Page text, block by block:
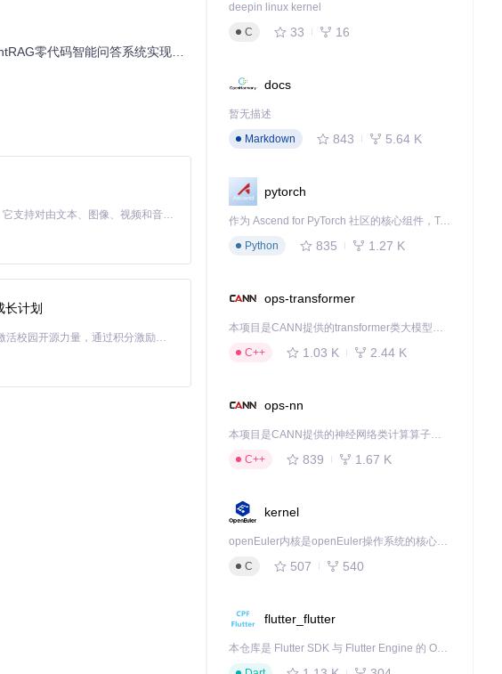
特别适合企业知识库、技术文
问答，适用于产品展示、内容
零代码智能问答系统实现指南
MiniMax H3 是一个通用的全模态生成系统。它支持对由文本、图像、视频和音频组成的多模态上下文进行统一理解，并能生成分辨率高达 2K、时长可达 15 秒的带原生立体声音频的视频。得益于面向任务泛化的系统设计，H3 在预训练阶段就已具备广泛的多模态上下文理解与生成能力，能够出色地执行复杂的多模态指令。
长计划
「源启盛夏」暑期校园开发者成长计划旨在激活校园开源力量，通过积分激励、认证扶持、资源倾斜等形式，引导高校组织和开发者完成「入驻 — 建项目 — 做贡献 — 获认证 — 得资源」的完整闭环。无论你是想带领社团入驻平台的组织者，还是希望用代码贡献证明自己的开发者，都能在这里找到属于你的成长路径。
deepin linux kernel
C
33 16
docs
暂无描述
Markdown
843 5.64 K
pytorch
作为 Ascend for PyTorch 社区的核心组件，TorchNPU 是昇腾专为 PyTorch 打造的深度学习适配插件，使 PyTorch 框架能够直接调用昇腾 NPU，为开发者提供昇腾 AI 处理器的超强算力。
Python
835 1.27 K
ops-transformer
本项目是CANN提供的transformer类大模型算子库，实现网络在NPU上加速计算。
C++
1.03 K 2.44 K
ops-nn
本项目是CANN提供的神经网络类计算算子库，实现网络在NPU上加速计算。
C++
839 1.67 K
kernel
openEuler内核是openEuler操作系统的核心，既是系统性能与稳定性的基石，也是连接处理器、设备与服务的桥梁。
C
507 540
flutter_flutter
本仓库是 Flutter SDK 与 Flutter Engine 的 OpenHarmony 适配版本，由 CPF-Flutter 团队维护。开发者可使用熟悉的 Flutter 技术栈开发 OpenHarmony 应用，3.35.7 及以后的适配版本可基于本仓库源码构建支持 OpenHarmony 的 Flutter Engine。